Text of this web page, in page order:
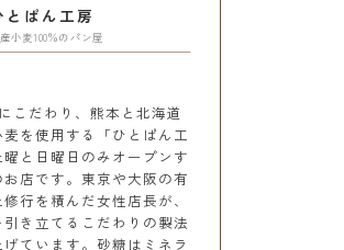
とぱん工房
小麦100％のパン屋
こだわり、熊本と北海道
を使用する「ひとぱん工
と日曜日のみオープンす
店です。東京や大阪の有
行を積んだ女性店長が、
き立てるこだわりの製法
ています。砂糖はミネラ